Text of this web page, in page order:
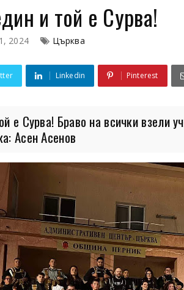
и той е Сурва!
2024 Църква
Linkedin Pinterest
е Сурва! Браво на всички взели
Асен Асенов